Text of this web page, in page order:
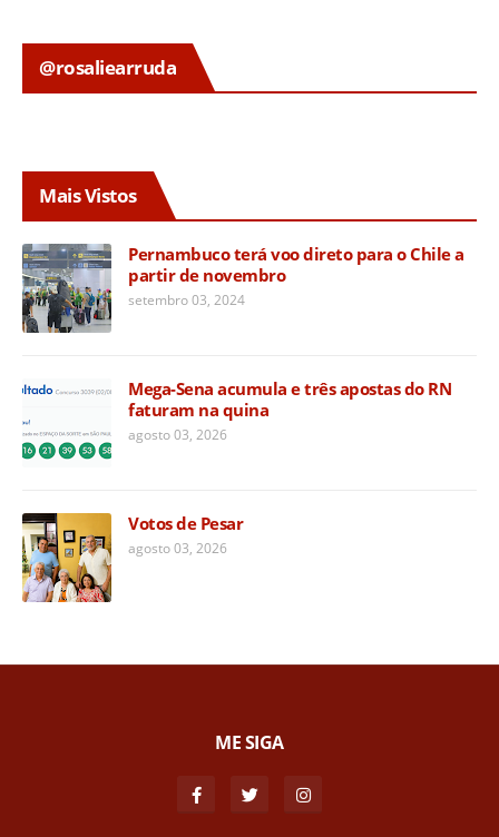
@rosaliearruda
Mais Vistos
Pernambuco terá voo direto para o Chile a
partir de novembro
setembro 03, 2024
Mega-Sena acumula e três apostas do RN
faturam na quina
agosto 03, 2026
Votos de Pesar
agosto 03, 2026
ME SIGA